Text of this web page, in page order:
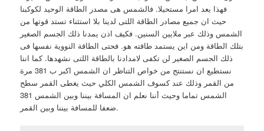
فهذا يعد امرا مستحيلا. فالشمس هى مصدر الطاقة الوحيد لكوكبنا
حيث ان جميع مصادر الطاقة اللتى لدينا بلا استثناء تستد قوتها من
الشمس وذلك عبر ملايين السنين. فكيف اذن يمدنا ذلك الجسم الصغير
بتلك الطاقة ومن اين يستمد طاقته هو. فحتى الطاقة النووية نفسها فى
ذلك الجسم الصغير لن تكفى لامدادنا بالطاقة اللتى نشهدها. كما اننا
نستطيع ان نستنتج من خواص التناظر ان الشمس اكبر ب 381 مرة
من القمر وذلك عند كسوف الشمس الكلي حيث يغطى القمر سطح
الشمس تماما وحيث أننا نعلم ان المسافة بيننا وبين الشمس 381
ضعفا للمسافة بيننا وبين القمر.